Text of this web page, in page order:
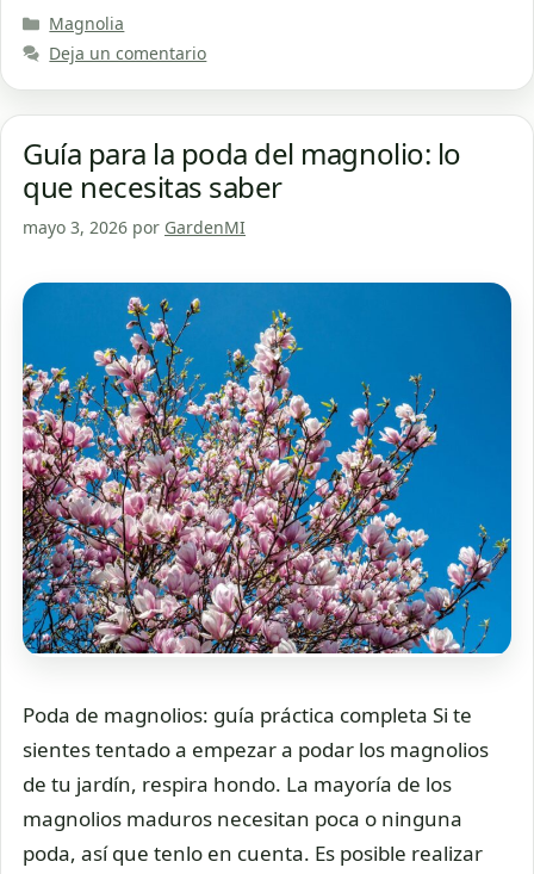
Categorías
Magnolia
Deja un comentario
Guía para la poda del magnolio: lo
que necesitas saber
mayo 3, 2026 por GardenMI
Poda de magnolios: guía práctica completa Si te
sientes tentado a empezar a podar los magnolios
de tu jardín, respira hondo. La mayoría de los
magnolios maduros necesitan poca o ninguna
poda, así que tenlo en cuenta. Es posible realizar